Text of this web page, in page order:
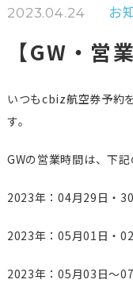
2023.04.24 お
【GW・営
いつもcbiz航空券予約
す。
GWの営業時間は、下
2023年：04月29日・
2023年：05月01日・
2023年：05月03日～